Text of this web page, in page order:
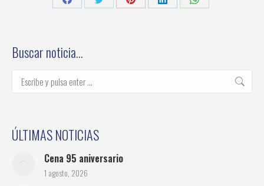
Share
Share
Share
Share
Share
Buscar noticia…
Buscar:
ÚLTIMAS NOTICIAS
Cena 95 aniversario
1 agosto, 2026